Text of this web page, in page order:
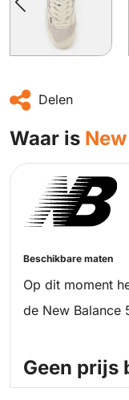
Delen
Waar is
Beschikbare maten
Op dit moment
de New Balance
Geen prijs